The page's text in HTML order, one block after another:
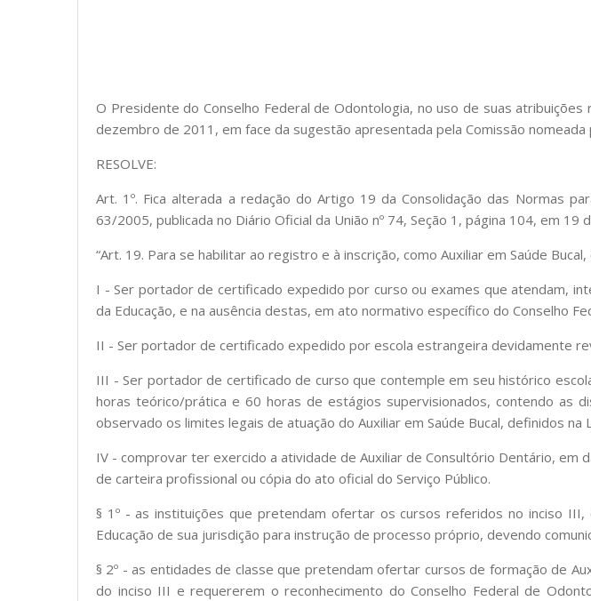
O Presidente do Conselho Federal de Odontologia, no uso de suas
dezembro de 2011, em face da sugestão apresentada pela Comissão
RESOLVE:
Art. 1º. Fica alterada a redação do Artigo 19 da Consolidação das Normas
63/2005, publicada no Diário Oficial da União nº 74, Seção 1, página 104, em
“Art. 19. Para se habilitar ao registro e à inscrição, como Auxiliar em Saúde
I - Ser portador de certificado expedido por curso ou exames que atendam,
da Educação, e na ausência destas, em ato normativo específico do Conselho
II - Ser portador de certificado expedido por escola estrangeira devidamente
III - Ser portador de certificado de curso que contemple em seu histórico
horas teórico/prática e 60 horas de estágios supervisionados, contendo as
observado os limites legais de atuação do Auxiliar em Saúde Bucal, definidos na
IV - comprovar ter exercido a atividade de Auxiliar de Consultório Dentário,
de carteira profissional ou cópia do ato oficial do Serviço Público.
§ 1º - as instituições que pretendam ofertar os cursos referidos no inciso III,
Educação de sua jurisdição para instrução de processo próprio, devendo
§ 2º - as entidades de classe que pretendam ofertar cursos de formação de
do inciso III e requererem o reconhecimento do Conselho Federal de